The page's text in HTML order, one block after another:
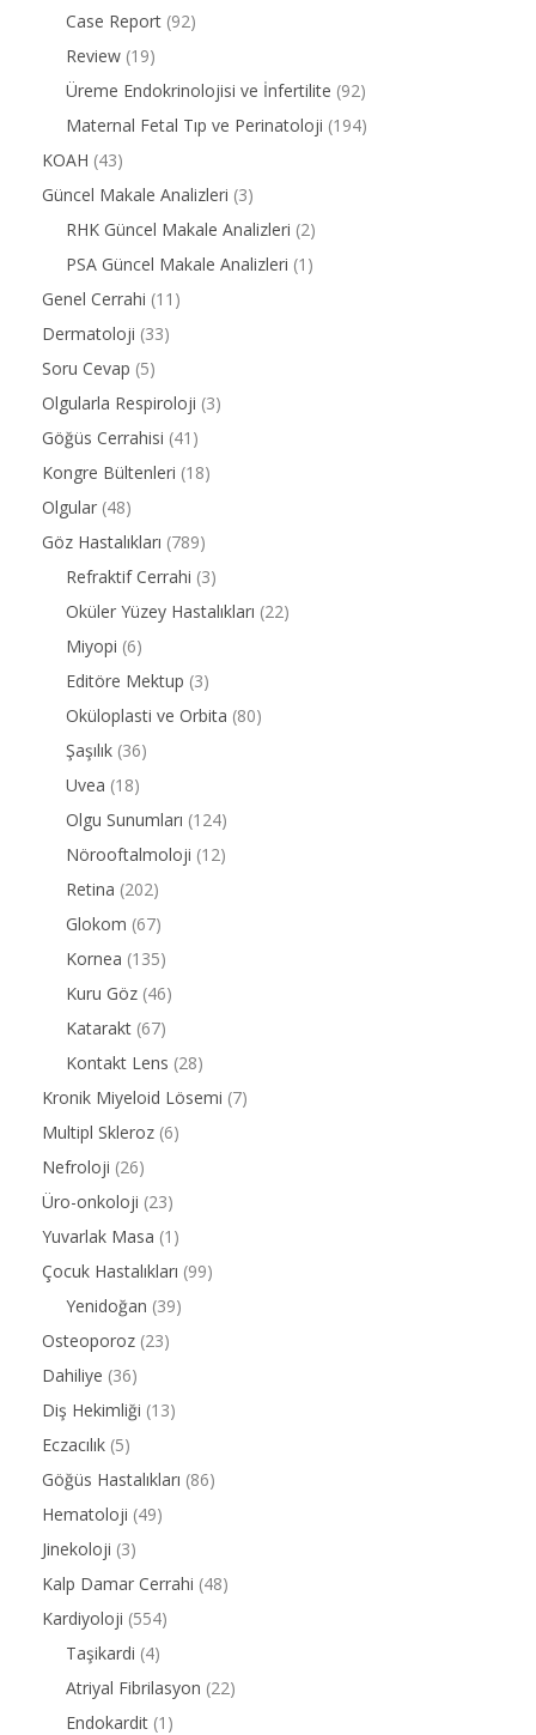
Case Report (92)
Review (19)
Üreme Endokrinolojisi ve İnfertilite (92)
Maternal Fetal Tıp ve Perinatoloji (194)
KOAH (43)
Güncel Makale Analizleri (3)
RHK Güncel Makale Analizleri (2)
PSA Güncel Makale Analizleri (1)
Genel Cerrahi (11)
Dermatoloji (33)
Soru Cevap (5)
Olgularla Respiroloji (3)
Göğüs Cerrahisi (41)
Kongre Bültenleri (18)
Olgular (48)
Göz Hastalıkları (789)
Refraktif Cerrahi (3)
Oküler Yüzey Hastalıkları (22)
Miyopi (6)
Editöre Mektup (3)
Oküloplasti ve Orbita (80)
Şaşılık (36)
Uvea (18)
Olgu Sunumları (124)
Nörooftalmoloji (12)
Retina (202)
Glokom (67)
Kornea (135)
Kuru Göz (46)
Katarakt (67)
Kontakt Lens (28)
Kronik Miyeloid Lösemi (7)
Multipl Skleroz (6)
Nefroloji (26)
Üro-onkoloji (23)
Yuvarlak Masa (1)
Çocuk Hastalıkları (99)
Yenidoğan (39)
Osteoporoz (23)
Dahiliye (36)
Diş Hekimliği (13)
Eczacılık (5)
Göğüs Hastalıkları (86)
Hematoloji (49)
Jinekoloji (3)
Kalp Damar Cerrahi (48)
Kardiyoloji (554)
Taşikardi (4)
Atriyal Fibrilasyon (22)
Endokardit (1)